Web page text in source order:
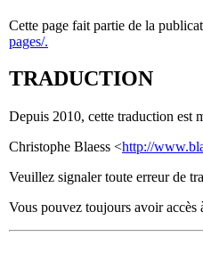
Cette page fait partie de la
pages/.
TRADUCTION
Depuis 2010, cette traduction est
Christophe Blaess <http://
Veuillez signaler toute erreur de
Vous pouvez toujours avoir accès